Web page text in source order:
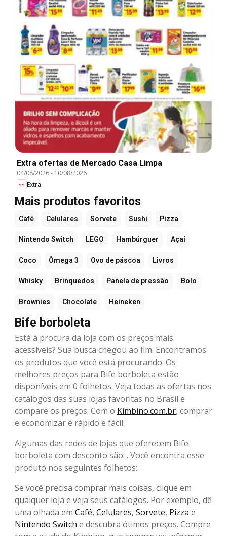
Extra ofertas de Mercado Casa Limpa
04/08/2026- 10/08/2026
Extra
Mais produtos favoritos
Café Celulares Sorvete Sushi Pizza
Nintendo Switch LEGO Hambúrguer Açaí
Coco Ômega 3 Ovo de páscoa Livros
Whisky Brinquedos Panela de pressão Bolo
Brownies Chocolate Heineken
Bife borboleta
Está à procura da loja com os preços mais
acessíveis? Sua busca chegou ao fim. Encontramos
os produtos que você está procurando. Os
melhores preços para Bife borboleta estão
disponíveis em 0 folhetos. Veja todas as ofertas nos
catálogos das suas lojas favoritas no Brasil e
compare os preços. Com o Kimbino.com.br, comprar
e economizar é rápido e fácil.
Algumas das redes de lojas que oferecem Bife
borboleta com desconto são: . Você encontra esse
produto nos seguintes folhetos:
Se você precisa comprar mais coisas, clique em
qualquer loja e veja seus catálogos. Por exemplo, dê
uma olhada em Café, Celulares, Sorvete, Pizza e
Nintendo Switch e descubra ótimos preços. Compre